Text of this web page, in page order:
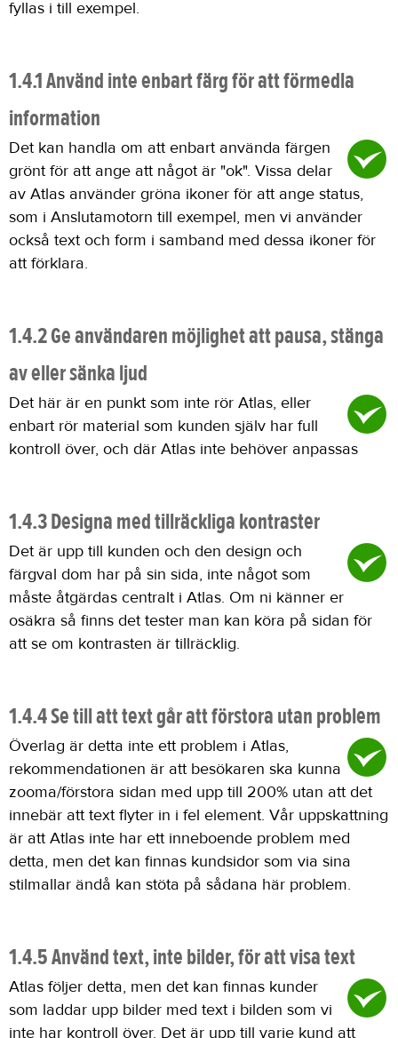
fyllas i till exempel.
1.4.1 Använd inte enbart färg för att förmedla
information
Det kan handla om att enbart använda färgen
grönt för att ange att något är "ok". Vissa delar
av Atlas använder gröna ikoner för att ange status,
som i Anslutamotorn till exempel, men vi använder
också text och form i samband med dessa ikoner för
att förklara.
1.4.2 Ge användaren möjlighet att pausa, stänga
av eller sänka ljud
Det här är en punkt som inte rör Atlas, eller
enbart rör material som kunden själv har full
kontroll över, och där Atlas inte behöver anpassas
1.4.3 Designa med tillräckliga kontraster
Det är upp till kunden och den design och
färgval dom har på sin sida, inte något som
måste åtgärdas centralt i Atlas. Om ni känner er
osäkra så finns det tester man kan köra på sidan för
att se om kontrasten är tillräcklig.
1.4.4 Se till att text går att förstora utan problem
Överlag är detta inte ett problem i Atlas,
rekommendationen är att besökaren ska kunna
zooma/förstora sidan med upp till 200% utan att det
innebär att text flyter in i fel element. Vår uppskattning
är att Atlas inte har ett inneboende problem med
detta, men det kan finnas kundsidor som via sina
stilmallar ändå kan stöta på sådana här problem.
1.4.5 Använd text, inte bilder, för att visa text
Atlas följer detta, men det kan finnas kunder
som laddar upp bilder med text i bilden som vi
inte har kontroll över. Det är upp till varje kund att